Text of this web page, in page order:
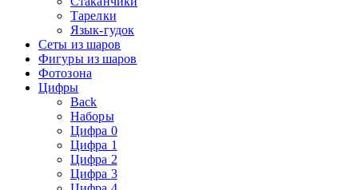
Тарелки
Язык-гудок
Сеты из шаров
Фигуры из шаров
Фотозона
Цифры
Back
Наборы
Цифра 0
Цифра 1
Цифра 2
Цифра 3